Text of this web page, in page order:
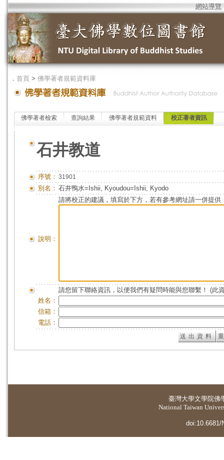
網站導覽
． 首頁 > 佛學著者規範資料庫
佛學著者檢索 查詢結果 佛學著者規範資料 校正著者資訊
石井教道
序號： 31901
別名： 石井鴨水=Ishii, Kyoudou=Ishii, Kyodo
說明：
請將校正的建議，填寫於下方，若有參考網址請一併提供
請您留下聯絡資訊，以便我們有疑問時能與您聯繫！ (此
姓名：
信箱：
電話：
臺灣大學文學院佛
National Taiwan
doi:10.6681/